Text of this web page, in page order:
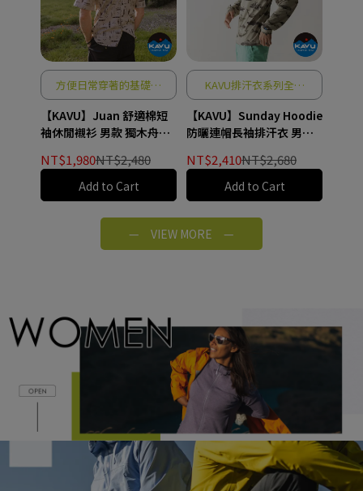
方便日常穿著的基礎單
品
【KAVU】Juan 舒適棉短
袖休閒襯衫 男款 獨木舟划
NT$1,980NT$2,480
Add to Cart
KAVU排汗衣系列全新
登場
【KAVU】Sunday Hoodie
防曬連帽長袖排汗衣 男款
NT$2,410NT$2,680
Add to Cart
See More
— VIEW MORE —